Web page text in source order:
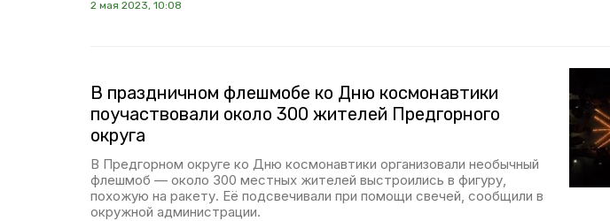
2 мая 2023, 10:08
В праздничном флешмобе ко Дню космонавтики
поучаствовали около 300 жителей Предгорного
округа
В Предгорном округе ко Дню космонавтики организовали необычный
флешмоб — около 300 местных жителей выстроились в фигуру,
похожую на ракету. Её подсвечивали при помощи свечей, сообщили в
окружной администрации.